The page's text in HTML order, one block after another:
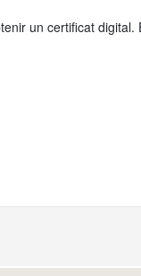
un certificat digital.